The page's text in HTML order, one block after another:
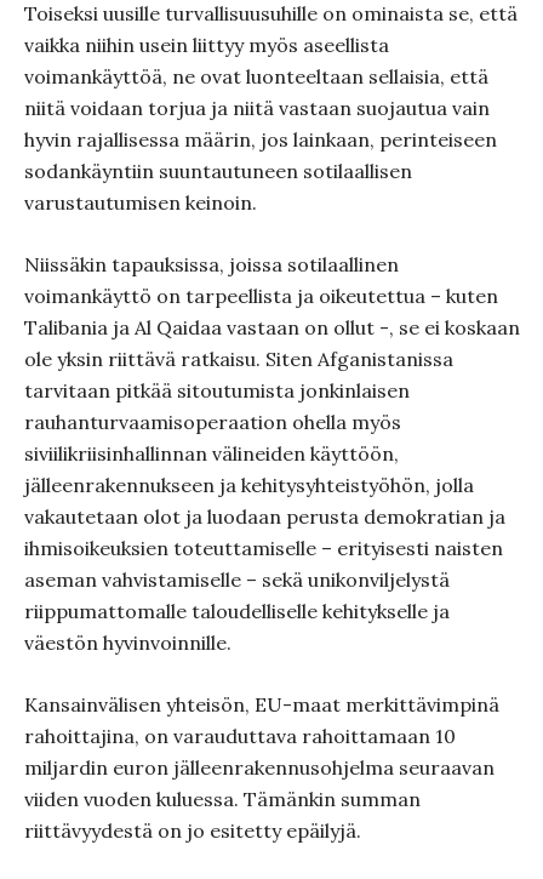
Toiseksi uusille turvallisuusuhille on ominaista se, että
vaikka niihin usein liittyy myös aseellista
voimankäyttöä, ne ovat luonteeltaan sellaisia, että
niitä voidaan torjua ja niitä vastaan suojautua vain
hyvin rajallisessa määrin, jos lainkaan, perinteiseen
sodankäyntiin suuntautuneen sotilaallisen
varustautumisen keinoin.
Niissäkin tapauksissa, joissa sotilaallinen
voimankäyttö on tarpeellista ja oikeutettua – kuten
Talibania ja Al Qaidaa vastaan on ollut -, se ei koskaan
ole yksin riittävä ratkaisu. Siten Afganistanissa
tarvitaan pitkää sitoutumista jonkinlaisen
rauhanturvaamisoperaation ohella myös
siviilikriisinhallinnan välineiden käyttöön,
jälleenrakennukseen ja kehitysyhteistyöhön, jolla
vakautetaan olot ja luodaan perusta demokratian ja
ihmisoikeuksien toteuttamiselle – erityisesti naisten
aseman vahvistamiselle – sekä unikonviljelystä
riippumattomalle taloudelliselle kehitykselle ja
väestön hyvinvoinnille.
Kansainvälisen yhteisön, EU-maat merkittävimpinä
rahoittajina, on varauduttava rahoittamaan 10
miljardin euron jälleenrakennusohjelma seuraavan
viiden vuoden kuluessa. Tämänkin summan
riittävyydestä on jo esitetty epäilyjä.